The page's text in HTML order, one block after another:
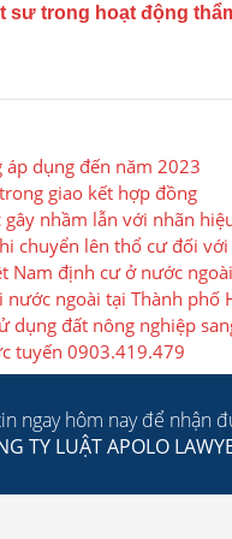
sư trong hoạt động
dụng đến năm 2023
giao kết hợp đồng
nhầm lẫn với nhãn
chuyển lên thổ cư đối
Nam định cư ở nước
ngoài tại Thành phố
dụng đất nông nghiệp
tuyến 0903.419.479
ngay hôm nay để nhận
TY LUẬT APOLO